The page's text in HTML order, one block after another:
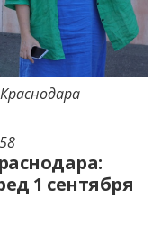
1 сентября